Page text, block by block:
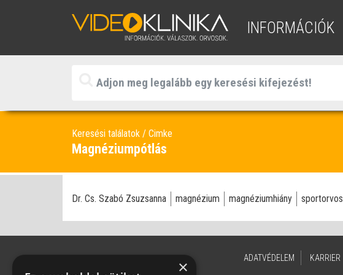
INFORMÁCIÓK
Keresési találatok Cimke
Magnéziumpótlás
Dr. Cs. Szabó Zsuzsanna magnézium magnéziumhiány sportorvos
ADATVÉDELEM KARRIER
×